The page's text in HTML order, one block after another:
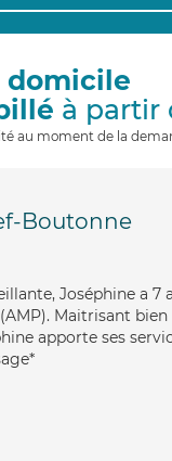
domicile
à partir
au moment de la
Boutonne
Joséphine a 7
Maitrisant
apporte ses